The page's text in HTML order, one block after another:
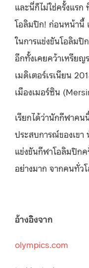
และนี่ก็ไม่ใช่ครั้งแรก
โอลิมปิก! ก่อนหน้านี้
ในการแข่งขันโอลิม
อีกทั้งเคยคว้าเหรียญ
เมดิเตอร์เรเนียน
เมืองเมอร์ซิน
เรียกได้ว่านักกีฬาค
ประสบการณ์ของเขา
แข่งขันกีฬาโอลิมปิก
อย่างมาก จากคนทั่ว
อ้างอิงจาก
olympics.com